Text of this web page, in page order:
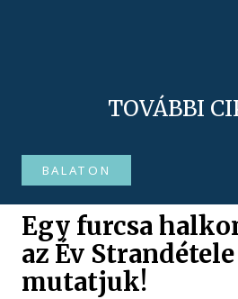
TOVÁBBI
BALATON
Egy furcsa
az Év
mutatjuk!